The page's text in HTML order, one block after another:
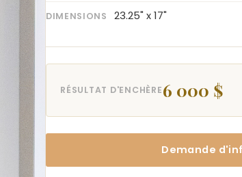
DIMENSIONS 23.25" x 17"
RÉSULTAT D'ENCHÈRE6 000 $
Demande